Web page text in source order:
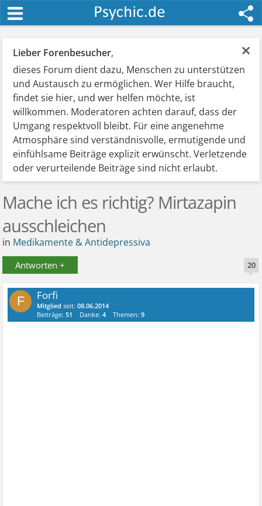
×
Lieber Forenbesucher,
dieses Forum dient dazu, Menschen zu unterstützen
und Austausch zu ermöglichen. Wer Hilfe braucht,
findet sie hier, und wer helfen möchte, ist
willkommen. Moderatoren achten darauf, dass der
Umgang respektvoll bleibt. Für eine angenehme
Atmosphäre sind verständnisvolle, ermutigende und
einfühlsame Beiträge explizit erwünscht. Verletzende
oder verurteilende Beiträge sind nicht erlaubt.
Mache ich es richtig? Mirtazapin
ausschleichen
in Medikamente & Antidepressiva
Antworten + 20
F Forfi
Mitglied seit:08.06.2014
Beiträge:51 Danke:4 Themen:9